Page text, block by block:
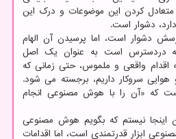
کردن این موضوعات و درک این
دشوار است.
دشوار است، اما پرسیدن آن الهام
دردسترس است به عنوان یک اصل
اقدام واقعی و ملموس، حتی زمانی که
هوایی سروکار داریم، برجسته می شود.
که «آن را با هوش مصنوعی انجام
اینجا نیستم که بگویم هوش مصنوعی
ابزار قدرتمندی است، اما اقدامات